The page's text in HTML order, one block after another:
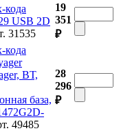
кода
USB 2D
31535
19
351
₽
кода
ВТ,
база,
49485
28
296
₽